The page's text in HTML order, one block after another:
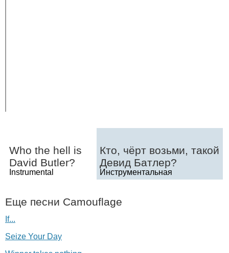
Who the hell is
David Butler?
Instrumental
Кто, чёрт возьми, такой
Девид Батлер?
Инструментальная
Еще песни Camouflage
If...
Seize Your Day